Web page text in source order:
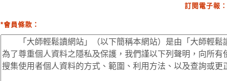
訂閱電子報：
*會員條款：